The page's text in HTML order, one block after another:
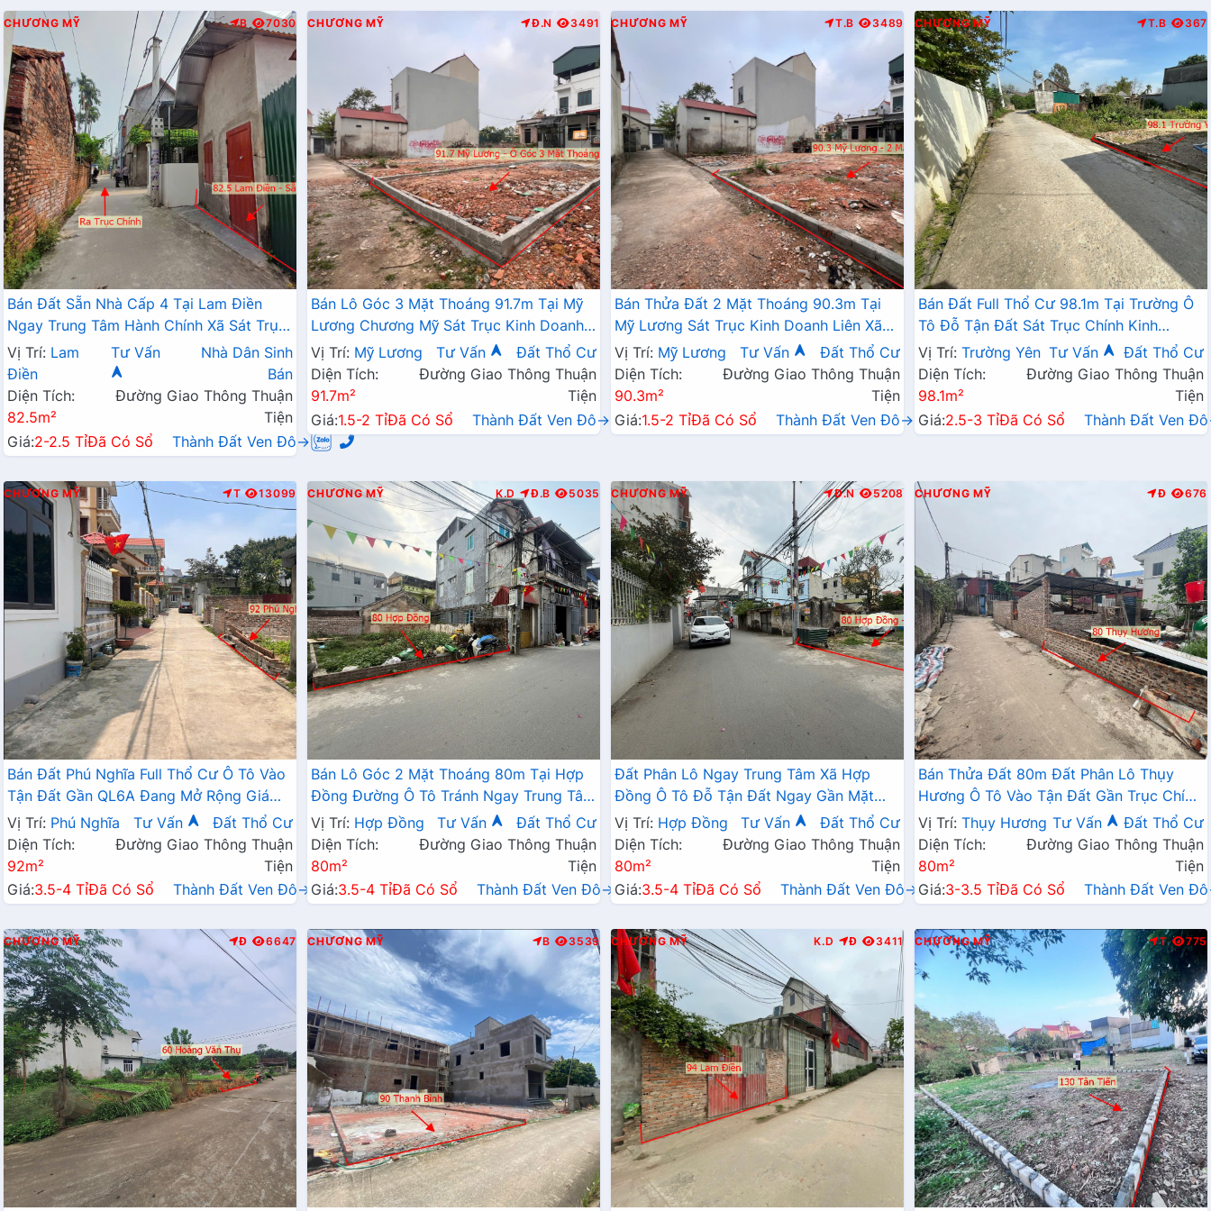
CHƯƠNG MỸ B 7030
Bán Đất Sẵn Nhà Cấp 4 Tại Lam Điền
Ngay Trung Tâm Hành Chính Xã Sát Trục
Kinh Doanh Giá Chỉ Hơn 2 Tỷ
Vị Trí: Lam
Điền
Tư Vấn
Nhà Dân Sinh
Bán
Diện Tích:
82.5m²
Đường Giao Thông Thuận
Tiện
Giá:2-2.5 TỉĐã Có Sổ Thành Đất Ven Đô→
CHƯƠNG MỸ Đ.N 3491
Bán Lô Góc 3 Mặt Thoáng 91.7m Tại Mỹ
Lương Chương Mỹ Sát Trục Kinh Doanh -
Đất Phân Lô Mỹ Lương Chương Mỹ
Vị Trí: Mỹ Lương Tư Vấn
Đất Thổ Cư
Diện Tích:
91.7m²
Đường Giao Thông Thuận
Tiện
Giá:1.5-2 TỉĐã Có Sổ Thành Đất Ven Đô→
CHƯƠNG MỸ T.B 3489
Bán Thửa Đất 2 Mặt Thoáng 90.3m Tại
Mỹ Lương Sát Trục Kinh Doanh Liên Xã
Giá Chỉ Hơn Tỷ
Vị Trí: Mỹ Lương Tư Vấn
Đất Thổ Cư
Diện Tích:
90.3m²
Đường Giao Thông Thuận
Tiện
Giá:1.5-2 TỉĐã Có Sổ Thành Đất Ven Đô→
CHƯƠNG MỸ T.B 367
Bán Đất Full Thổ Cư 98.1m Tại Trường Ô
Tô Đỗ Tận Đất Sát Trục Chính Kinh
Doanh Giá Chỉ Hơn 2 Tỷ
Vị Trí: Trường Yên Tư Vấn
Đất Thổ Cư
Diện Tích:
98.1m²
Đường Giao Thông Thuận
Tiện
Giá:2.5-3 TỉĐã Có Sổ Thành Đất Ven
CHƯƠNG MỸ T 13099
Bán Đất Phú Nghĩa Full Thổ Cư Ô Tô Vào
Tận Đất Gần QL6A Đang Mở Rộng Giá
Chỉ Vài Tỷ
Vị Trí: Phú Nghĩa Tư Vấn
Đất Thổ Cư
Diện Tích:
92m²
Đường Giao Thông Thuận
Tiện
Giá:3.5-4 TỉĐã Có Sổ Thành Đất Ven Đô→
CHƯƠNG MỸ K.D Đ.B 5035
Bán Lô Góc 2 Mặt Thoáng 80m Tại Hợp
Đồng Đường Ô Tô Tránh Ngay Trung Tâm
Hành Chính Xã Gần Đường TL419
Vị Trí: Hợp Đồng Tư Vấn
Đất Thổ Cư
Diện Tích:
80m²
Đường Giao Thông Thuận
Tiện
Giá:3.5-4 TỉĐã Có Sổ Thành Đất Ven Đô→
CHƯƠNG MỸ Đ.N 5208
Đất Phân Lô Ngay Trung Tâm Xã Hợp
Đồng Ô Tô Đỗ Tận Đất Ngay Gần Mặt
Đường Kinh Doanh TL419
Vị Trí: Hợp Đồng Tư Vấn
Đất Thổ Cư
Diện Tích:
80m²
Đường Giao Thông Thuận
Tiện
Giá:3.5-4 TỉĐã Có Sổ Thành Đất Ven Đô→
CHƯƠNG MỸ Đ 676
Bán Thửa Đất 80m Đất Phân Lô Thụy
Hương Ô Tô Vào Tận Đất Gần Trục Chính
Kinh Doanh Liên Huyện
Vị Trí: Thụy Hương Tư Vấn
Đất Thổ Cư
Diện Tích:
80m²
Đường Giao Thông Thuận
Tiện
Giá:3-3.5 TỉĐã Có Sổ Thành Đất Ven
CHƯƠNG MỸ Đ 6647 CHƯƠNG MỸ B 3539 CHƯƠNG MỸ K.D Đ 3411 CHƯƠNG MỸ T 775